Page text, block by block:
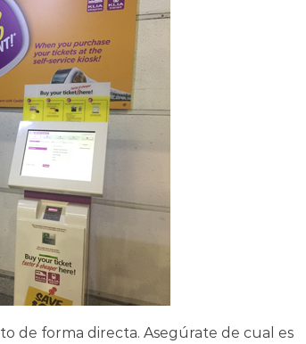
de forma directa. Asegúrate de cual es